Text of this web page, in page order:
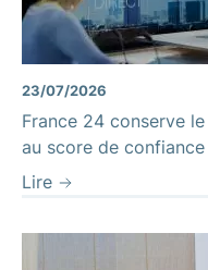
23/07/2026
France 24 conserve
au score de
Lire